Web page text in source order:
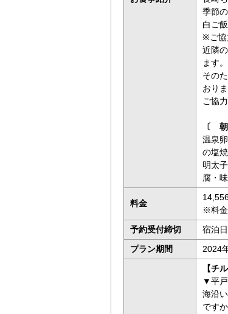
季節
白ご
※ご協
近隣
ます。
その
おりま
ご協
〔
温泉
の塩
明太
腐・
料金
※料金
予約受付締切
宿泊
プラン期間
2024
【チ
▼平
海沿
です